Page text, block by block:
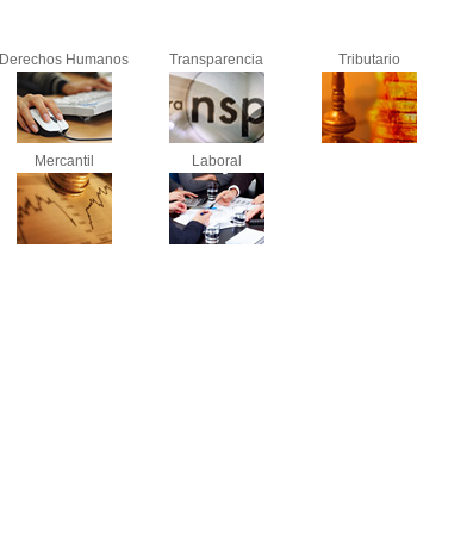
Derechos Humanos Transparencia Tributario
Mercantil Laboral